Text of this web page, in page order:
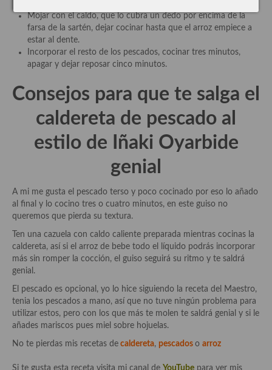
Cocina de Guatemala
Cocina de Nicaragua
Cocina Ecuatoriana
Cocina Jamaicana
Cocina Mexicana
Cocina peruana
Cocina libanesa
Cocina Armenia
Cocina Siria
Cocina de Egipto
Cocina de Tunez
Mojar con el caldo, que lo cubra un dedo por encima de la
farsa de la sartén, dejar cocinar hasta que el arroz empiece a
estar al dente.
Incorporar el resto de los pescados, cocinar tres minutos,
apagar y dejar reposar cinco minutos.
Consejos para que te salga el
caldereta de pescado al
estilo de Iñaki Oyarbide
genial
A mi me gusta el pescado terso y poco cocinado por eso lo añado
al final y lo cocino tres o cuatro minutos, en este guiso no
queremos que pierda su textura.
Ten una cazuela con caldo caliente preparada mientras cocinas la
caldereta, así si el arroz de bebe todo el líquido podrás incorporar
más sin romper la cocción, el guiso seguirá su ritmo y te saldrá
genial.
El pescado es opcional, yo lo hice siguiendo la receta del Maestro,
tenia los pescados a mano, así que no tuve ningún problema para
utilizar estos, pero con los que más te molen te saldrá genial y si le
añades mariscos pues miel sobre hojuelas.
No te pierdas mis recetas de caldereta, pescados o arroz
Si te gusta esta receta visita mi canal de YouTube para ver mis